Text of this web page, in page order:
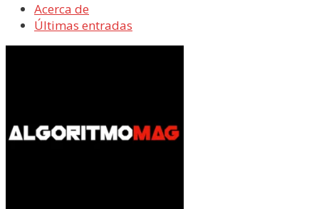
Acerca de
Últimas entradas